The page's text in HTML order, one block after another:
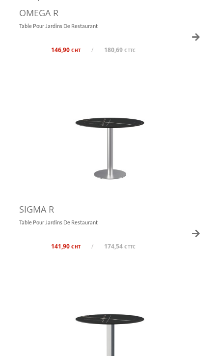
OMEGA R
Table Pour Jardins De Restaurant
146,90 € HT / 180,69 € TTC
SIGMA R
Table Pour Jardins De Restaurant
141,90 € HT / 174,54 € TTC